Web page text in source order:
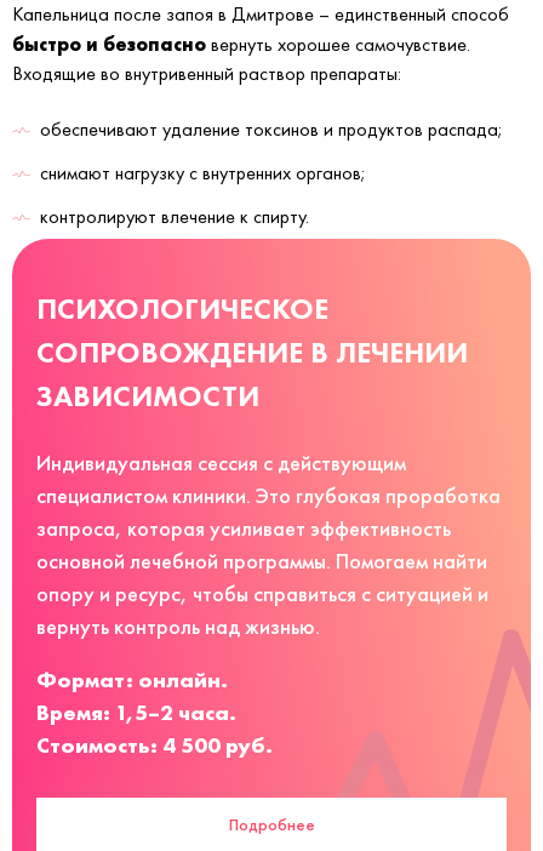
Капельница после запоя в Дмитрове – единственный способ
быстро и безопасно вернуть хорошее самочувствие.
Входящие во внутривенный раствор препараты:
обеспечивают удаление токсинов и продуктов распада;
снимают нагрузку с внутренних органов;
контролируют влечение к спирту.
ПСИХОЛОГИЧЕСКОЕ
СОПРОВОЖДЕНИЕ В ЛЕЧЕНИИ
ЗАВИСИМОСТИ
Индивидуальная сессия с действующим
специалистом клиники. Это глубокая проработка
запроса, которая усиливает эффективность
основной лечебной программы. Помогаем найти
опору и ресурс, чтобы справиться с ситуацией и
вернуть контроль над жизнью.
Формат: онлайн.
Время: 1,5–2 часа.
Стоимость: 4 500 руб.
Подробнее